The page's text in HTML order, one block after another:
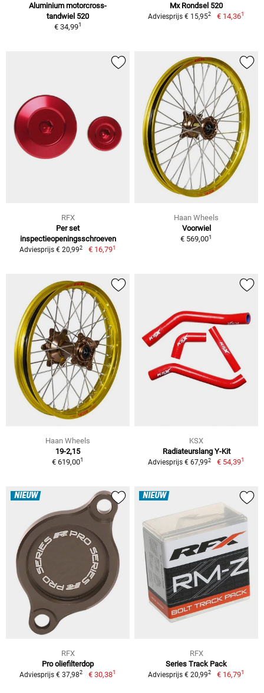
Aluminium motorcross-
tandwiel 520
€ 34,991
Mx Rondsel 520
Adviesprijs € 15,952 € 14,361
RFX
Per set
inspectieopeningsschroeven
Adviesprijs € 20,992 € 16,791
Haan Wheels
Voorwiel
€ 569,001
Haan Wheels
19-2,15
€ 619,001
KSX
Radiateurslang Y-Kit
Adviesprijs € 67,992 € 54,391
NIEUW
RFX
Pro oliefilterdop
Adviesprijs € 37,982 € 30,381
NIEUW
RFX
Series Track Pack
Adviesprijs € 20,992 € 16,791